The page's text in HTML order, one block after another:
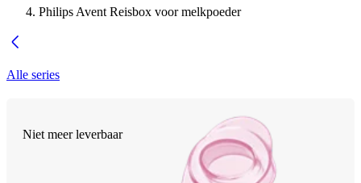
Philips Avent Reisbox voor melkpoeder
Alle series
Niet meer leverbaar